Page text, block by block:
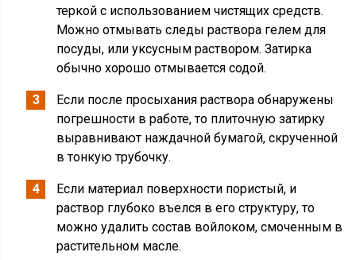
теркой с использованием чистящих средств.
Можно отмывать следы раствора гелем для
посуды, или уксусным раствором. Затирка
обычно хорошо отмывается содой.
Если после просыхания раствора обнаружены
погрешности в работе, то плиточную затирку
выравнивают наждачной бумагой, скрученной
в тонкую трубочку.
Если материал поверхности пористый, и
раствор глубоко въелся в его структуру, то
можно удалить состав войлоком, смоченным в
растительном масле.